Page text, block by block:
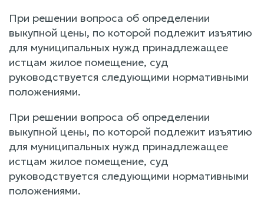
При решении вопроса об определении
выкупной цены, по которой подлежит изъятию
для муниципальных нужд принадлежащее
истцам жилое помещение, суд
руководствуется следующими нормативными
положениями.
При решении вопроса об определении
выкупной цены, по которой подлежит изъятию
для муниципальных нужд принадлежащее
истцам жилое помещение, суд
руководствуется следующими нормативными
положениями.